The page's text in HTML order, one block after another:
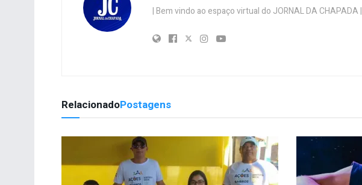
| Bem vindo ao espaço virtual do JORNAL DA CHAPADA |
RelacionadoPostagens